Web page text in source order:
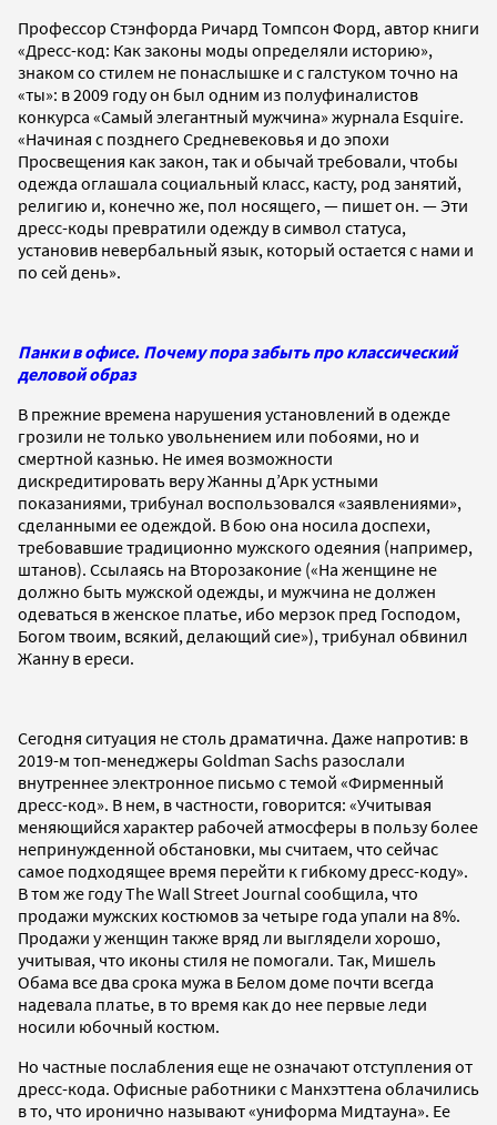
Профессор Стэнфорда Ричард Томпсон Форд, автор книги
«Дресс-код: Как законы моды определяли историю»,
знаком со стилем не понаслышке и с галстуком точно на
«ты»: в 2009 году он был одним из полуфиналистов
конкурса «Самый элегантный мужчина» журнала Esquire.
«Начиная с позднего Средневековья и до эпохи
Просвещения как закон, так и обычай требовали, чтобы
одежда оглашала социальный класс, касту, род занятий,
религию и, конечно же, пол носящего, — пишет он. — Эти
дресс-коды превратили одежду в символ статуса,
установив невербальный язык, который остается с нами и
по сей день».
Панки в офисе. Почему пора забыть про классический
деловой образ
В прежние времена нарушения установлений в одежде
грозили не только увольнением или побоями, но и
смертной казнью. Не имея возможности
дискредитировать веру Жанны д’Арк устными
показаниями, трибунал воспользовался «заявлениями»,
сделанными ее одеждой. В бою она носила доспехи,
требовавшие традиционно мужского одеяния (например,
штанов). Ссылаясь на Второзаконие («На женщине не
должно быть мужской одежды, и мужчина не должен
одеваться в женское платье, ибо мерзок пред Господом,
Богом твоим, всякий, делающий сие»), трибунал обвинил
Жанну в ереси.
Сегодня ситуация не столь драматична. Даже напротив: в
2019-м топ-менеджеры Goldman Sachs разослали
внутреннее электронное письмо с темой «Фирменный
дресс-код». В нем, в частности, говорится: «Учитывая
меняющийся характер рабочей атмосферы в пользу более
непринужденной обстановки, мы считаем, что сейчас
самое подходящее время перейти к гибкому дресс-коду».
В том же году The Wall Street Journal сообщила, что
продажи мужских костюмов за четыре года упали на 8%.
Продажи у женщин также вряд ли выглядели хорошо,
учитывая, что иконы стиля не помогали. Так, Мишель
Обама все два срока мужа в Белом доме почти всегда
надевала платье, в то время как до нее первые леди
носили юбочный костюм.
Но частные послабления еще не означают отступления от
дресс-кода. Офисные работники с Манхэттена облачились
в то, что иронично называют «униформа Мидтауна». Ее